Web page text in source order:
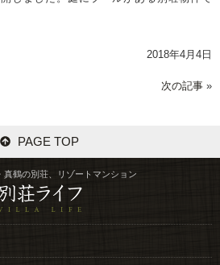
2018年4月4日
次の記事 »
PAGE TOP
真鶴の別荘、リゾートマンション